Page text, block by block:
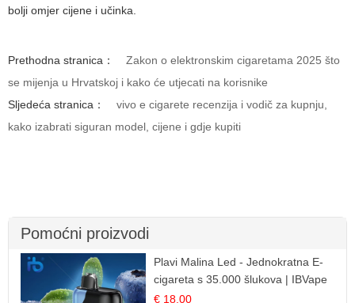
bolji omjer cijene i učinka.
Prethodna stranica：
Zakon o elektronskim cigaretama 2025 što
se mijenja u Hrvatskoj i kako će utjecati na korisnike
Sljedeća stranica：
vivo e cigarete recenzija i vodič za kupnju,
kako izabrati siguran model, cijene i gdje kupiti
Pomoćni proizvodi
Plavi Malina Led - Jednokratna E-
cigareta s 35.000 šlukova | IBVape
€ 18.00